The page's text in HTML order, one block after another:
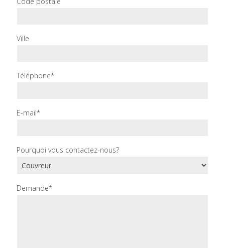
Ville
Téléphone*
E-mail*
Pourquoi vous contactez-nous?
Demande*